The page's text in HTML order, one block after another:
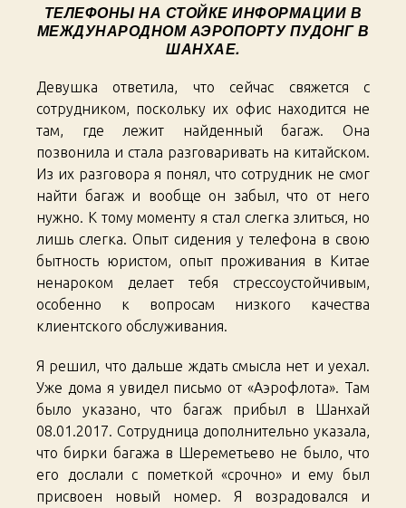
ТЕЛЕФОНЫ НА СТОЙКЕ ИНФОРМАЦИИ В
МЕЖДУНАРОДНОМ АЭРОПОРТУ ПУДОНГ В
ШАНХАЕ.
Девушка ответила, что сейчас свяжется с
сотрудником, поскольку их офис находится не
там, где лежит найденный багаж. Она
позвонила и стала разговаривать на китайском.
Из их разговора я понял, что сотрудник не смог
найти багаж и вообще он забыл, что от него
нужно. К тому моменту я стал слегка злиться, но
лишь слегка. Опыт сидения у телефона в свою
бытность юристом, опыт проживания в Китае
ненароком делает тебя стрессоустойчивым,
особенно к вопросам низкого качества
клиентского обслуживания.
Я решил, что дальше ждать смысла нет и уехал.
Уже дома я увидел письмо от «Аэрофлота». Там
было указано, что багаж прибыл в Шанхай
08.01.2017. Сотрудница дополнительно указала,
что бирки багажа в Шереметьево не было, что
его дослали с пометкой «срочно» и ему был
присвоен новый номер. Я возрадовался и